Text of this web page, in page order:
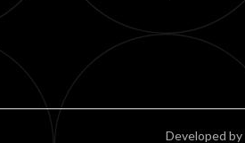
Developed by